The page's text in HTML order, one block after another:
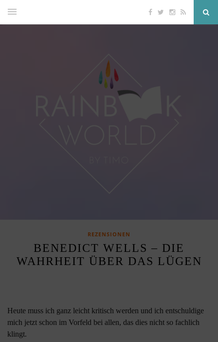
REZENSIONEN
BENEDICT WELLS – DIE
WAHRHEIT ÜBER DAS LÜGEN
Heute muss ich ganz leicht kritisch werden und ich entschuldige
mich jetzt schon im Vorfeld bei allen, das dies nicht so fachlich
klingt.